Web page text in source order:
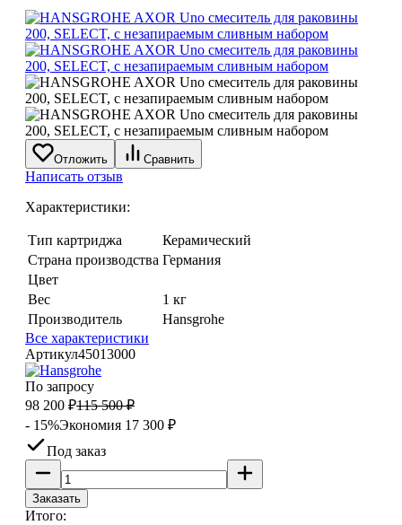
Отложить Сравнить
Написать отзыв
Характеристики:
Тип картриджа
Керамический
Страна производства Германия
Цвет
Вес
1 кг
Производитель
Hansgrohe
Все характеристики
Артикул45013000
По запросу
98 200 ₽115 500 ₽
- 15%Экономия 17 300 ₽
Под заказ
Заказать
Итого: